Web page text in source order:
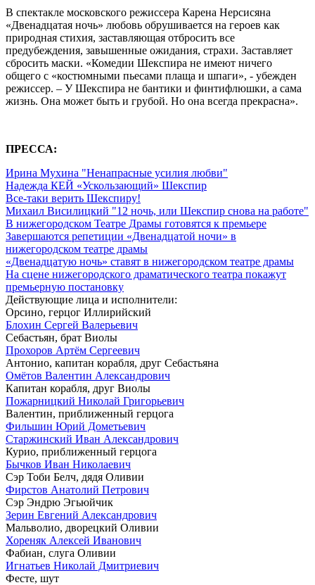
В спектакле московского режиссера Карена Нерсисяна
«Двенадцатая ночь» любовь обрушивается на героев как
природная стихия, заставляющая отбросить все
предубеждения, завышенные ожидания, страхи. Заставляет
сбросить маски. «Комедии Шекспира не имеют ничего
общего с «костюмными пьесами плаща и шпаги», - убежден
режиссер. – У Шекспира не бантики и финтифлюшки, а сама
жизнь. Она может быть и грубой. Но она всегда прекрасна».
ПРЕССА:
Ирина Мухина "Ненапрасные усилия любви"
Надежда КЕЙ «Ускользающий» Шекспир
Все-таки верить Шекспиру!
Михаил Висилицкий "12 ночь, или Шекспир снова на работе"
В нижегородском Театре Драмы готовятся к премьере
Завершаются репетиции «Двенадцатой ночи» в
нижегородском театре драмы
«Двенадцатую ночь» ставят в нижегородском театре драмы
На сцене нижегородского драматического театра покажут
премьерную постановку
Действующие лица и исполнители:
Орсино, герцог Иллирийский
Блохин Сергей Валерьевич
Себастьян, брат Виолы
Прохоров Артём Сергеевич
Антонио, капитан корабля, друг Себастьяна
Омётов Валентин Александрович
Капитан корабля, друг Виолы
Пожарницкий Николай Григорьевич
Валентин, приближенный герцога
Фильшин Юрий Дометьевич
Старжинский Иван Александрович
Курио, приближенный герцога
Бычков Иван Николаевич
Сэр Тоби Белч, дядя Оливии
Фирстов Анатолий Петрович
Сэр Эндрю Эгьюйчик
Зерин Евгений Александрович
Мальволио, дворецкий Оливии
Хореняк Алексей Иванович
Фабиан, слуга Оливии
Игнатьев Николай Дмитриевич
Фесте, шут